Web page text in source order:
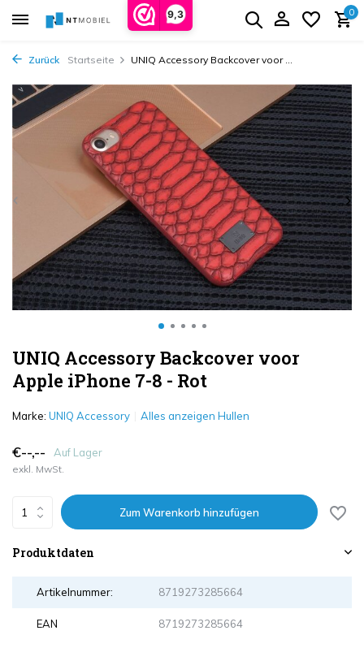
9,3 0
Zurück Startseite UNIQ Accessory Backcover voor ...
UNIQ Accessory Backcover voor
Apple iPhone 7-8 - Rot
Marke: UNIQ Accessory Alles anzeigen Hullen
€--,-- Auf Lager
exkl. MwSt.
Zum Warenkorb hinzufügen
Produktdaten
Artikelnummer: 8719273285664
EAN 8719273285664